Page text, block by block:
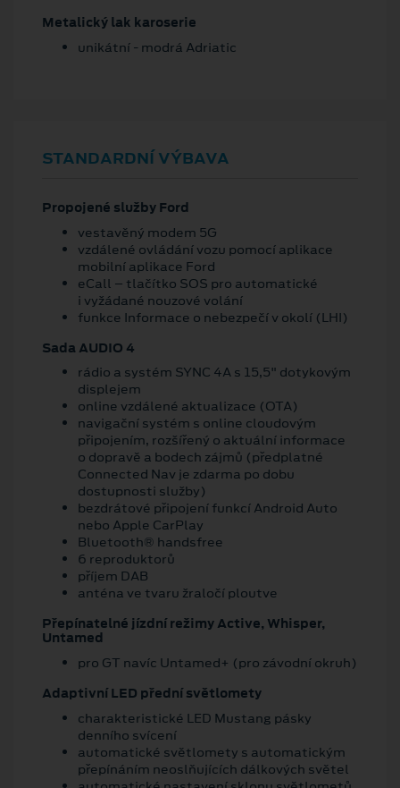
Metalický lak karoserie
unikátní - modrá Adriatic
STANDARDNÍ VÝBAVA
Propojené služby Ford
vestavěný modem 5G
vzdálené ovládání vozu pomocí aplikace
mobilní aplikace Ford
eCall – tlačítko SOS pro automatické
i vyžádané nouzové volání
funkce Informace o nebezpečí v okolí (LHI)
Sada AUDIO 4
rádio a systém SYNC 4A s 15,5" dotykovým
displejem
online vzdálené aktualizace (OTA)
navigační systém s online cloudovým
připojením, rozšířený o aktuální informace
o dopravě a bodech zájmů (předplatné
Connected Nav je zdarma po dobu
dostupnosti služby)
bezdrátové připojení funkcí Android Auto
nebo Apple CarPlay
Bluetooth® handsfree
6 reproduktorů
příjem DAB
anténa ve tvaru žraločí ploutve
Přepínatelné jízdní režimy Active, Whisper,
Untamed
pro GT navíc Untamed+ (pro závodní okruh)
Adaptivní LED přední světlomety
charakteristické LED Mustang pásky
denního svícení
automatické světlomety s automatickým
přepínáním neoslňujících dálkových světel